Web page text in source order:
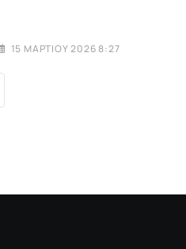
15 ΜΑΡΤΊΟΥ 2026 8:27